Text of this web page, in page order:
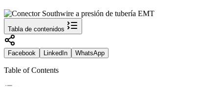
Tabla de contenidos
Facebook LinkedIn WhatsApp
Table of Contents